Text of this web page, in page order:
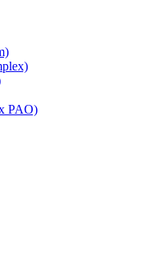
PAO)